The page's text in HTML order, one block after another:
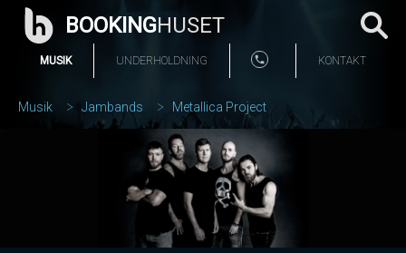
BOOKINGHUSET
MUSIK UNDERHOLDNING KONTAKT
Musik Jambands Metallica Project